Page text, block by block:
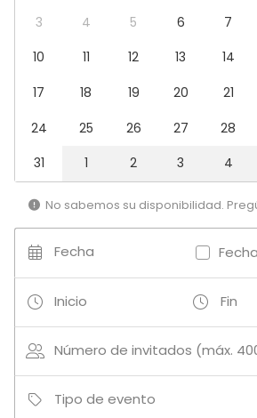
Evento corporativo
Fiesta infantil
Celebración familiar
Espacio multiuso
Casa rural
Espacio al aire libre
Jardín / Patio
Terraza
Cocina
Actividades
3
4 5 6 7
10
11 12 13 14
17
18 19 20 21
24
25 26 27 28
31
1 2 3 4
No sabemos su disponibilidad.
Fecha
Inicio Fin
Número de invitados (máx.
Tipo de evento